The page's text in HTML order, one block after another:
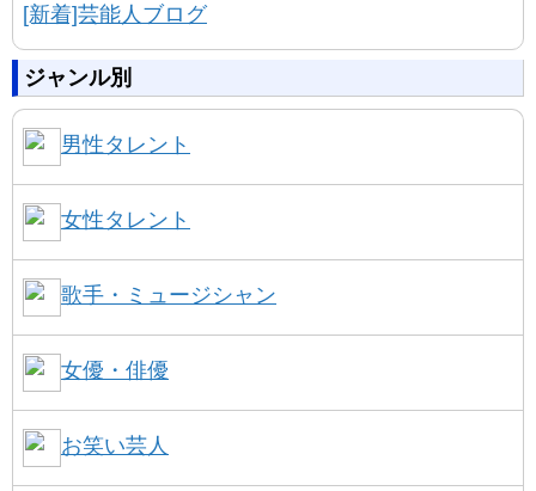
[新着]芸能人ブログ
ジャンル別
男性タレント
女性タレント
歌手・ミュージシャン
女優・俳優
お笑い芸人